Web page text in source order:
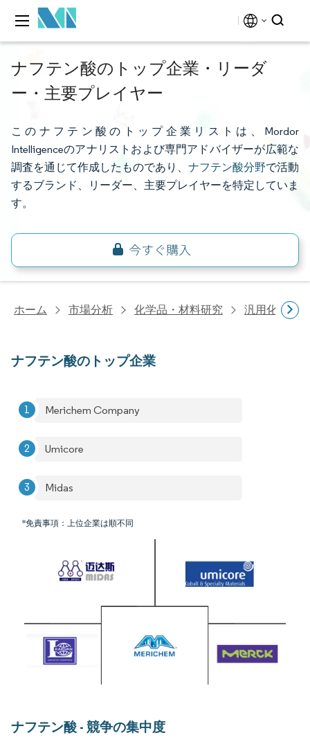
ナフテン酸のトップ企業・リーダ
ー・主要プレイヤー
このナフテン酸のトップ企業リストは、Mordor
Intelligenceのアナリストおよび専門アドバイザーが広範な
調査を通じて作成したものであり、 ナフテン酸分野で活動
するブランド、リーダー、主要プレイヤーを特定していま
す。
ホーム 市場分析 化学品・材料研究 汎用化学品
ナフテン酸のトップ企業
Merichem Company
Umicore
Midas
*免責事項：上位企業は順不同
ナフテン酸 - 競争の集中度